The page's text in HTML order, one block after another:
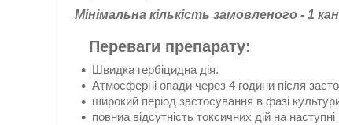
Мінімальна кількість замовленого - 1
Переваги препарату:
Швидка гербіцидна дія.
Атмосферні опади через 4 години після
широкий період застосування в фазі
повниа відсутність токсичних дій на